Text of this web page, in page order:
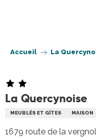
Accueil La
La Quercynoise
MEUBLÉS ET GÎTES MAISON
1679 route de la